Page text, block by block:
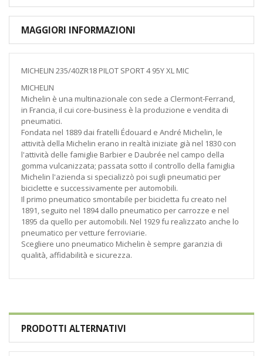
MAGGIORI INFORMAZIONI
MICHELIN 235/40ZR18 PILOT SPORT 4 95Y XL MIC
MICHELIN
Michelin è una multinazionale con sede a Clermont-Ferrand,
in Francia, il cui core-business è la produzione e vendita di
pneumatici.
Fondata nel 1889 dai fratelli Édouard e André Michelin, le
attività della Michelin erano in realtà iniziate già nel 1830 con
l'attività delle famiglie Barbier e Daubrée nel campo della
gomma vulcanizzata; passata sotto il controllo della famiglia
Michelin l'azienda si specializzò poi sugli pneumatici per
biciclette e successivamente per automobili.
Il primo pneumatico smontabile per bicicletta fu creato nel
1891, seguito nel 1894 dallo pneumatico per carrozze e nel
1895 da quello per automobili. Nel 1929 fu realizzato anche lo
pneumatico per vetture ferroviarie.
Scegliere uno pneumatico Michelin è sempre garanzia di
qualità, affidabilità e sicurezza.
PRODOTTI ALTERNATIVI